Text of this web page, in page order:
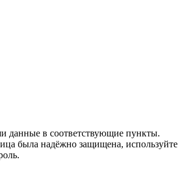
данные в соответствующие пункты.
была надёжно защищена, используйте